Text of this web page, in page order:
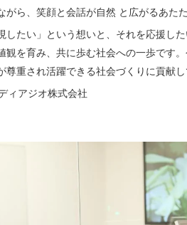
がら、笑顔と会話が自然 と広がるあた
したい」という想いと、それを応援し
観を育み、共に歩む社会への一歩です
尊重され活躍できる社会づくりに貢献し
ィアジオ株式会社